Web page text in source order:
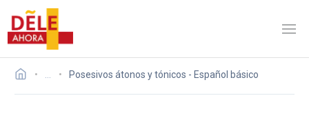
Posesivos átonos y tónicos - Español básico